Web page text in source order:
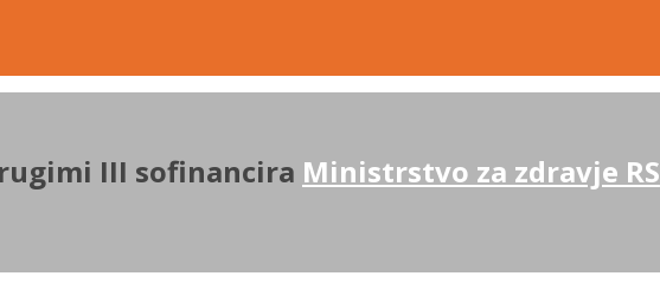
III sofinancira Ministrstvo za zdravje RS